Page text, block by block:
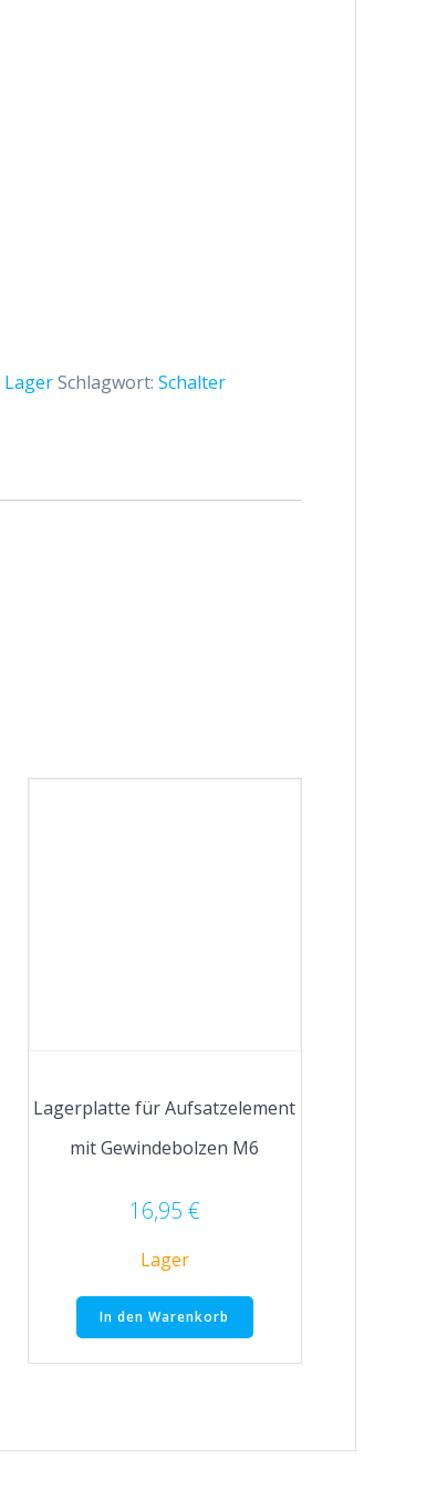
LagerSchlagwort: Schalter
Lagerplatte für Aufsatzelement
mit Gewindebolzen M6
16,95 €
Lager
In den Warenkorb